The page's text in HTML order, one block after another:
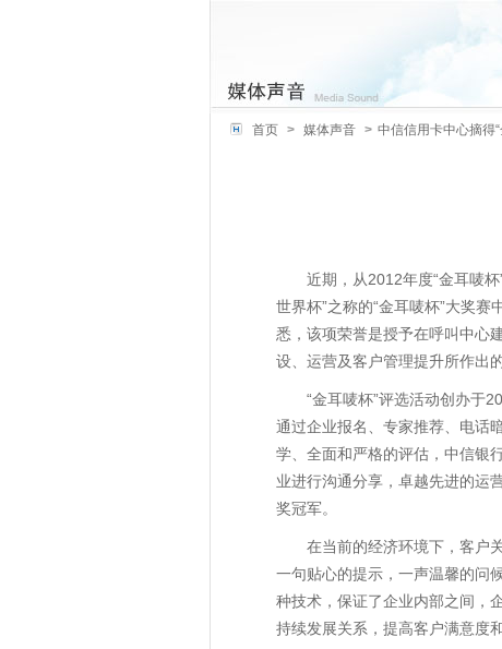
首页 > 媒体声音 > 中信信用卡中心摘得
近期，从2012年度“金耳唛
世界杯”之称的“金耳唛杯”大奖
悉，该项荣誉是授予在呼叫中心
设、运营及客户管理提升所作出
“金耳唛杯”评选活动创办于
通过企业报名、专家推荐、电话
学、全面和严格的评估，中信银
业进行沟通分享，卓越先进的运
奖冠军。
在当前的经济环境下，客户
一句贴心的提示，一声温馨的问
种技术，保证了企业内部之间，
持续发展关系，提高客户满意度